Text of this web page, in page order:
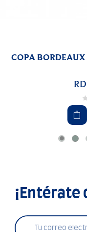
VASO HB
¡Entérate